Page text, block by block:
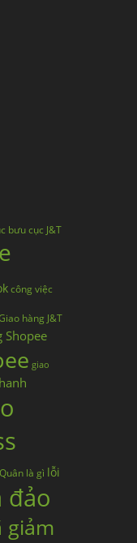
bưu cục J&T
công việc
hàng J&T
Shopee
giao
là gì lỗi
đảo
giảm